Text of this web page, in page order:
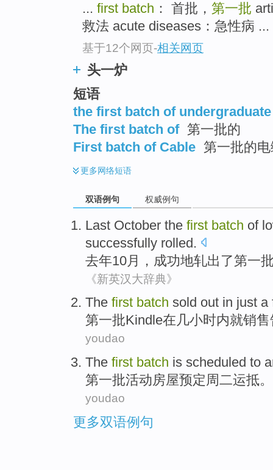
... first batch ： 首批， 第一批
救法 acute diseases：急性病 ...
基于12个网页-相关网页
头一炉
短语
the first batch of undergraduate
The first batch of 第一批的
First batch of Cable 第一批的
更多网络短语
双语例句 权威例句
Last October the first batch of
successfully rolled.
去年10月 ， 成功地轧出 了第一
《新英汉大辞典》
The first batch sold out in just a
第一批Kindle在几小时内就销售
youdao
The first batch is scheduled to
第一批活动房屋预定周二运抵。
youdao
更多双语例句